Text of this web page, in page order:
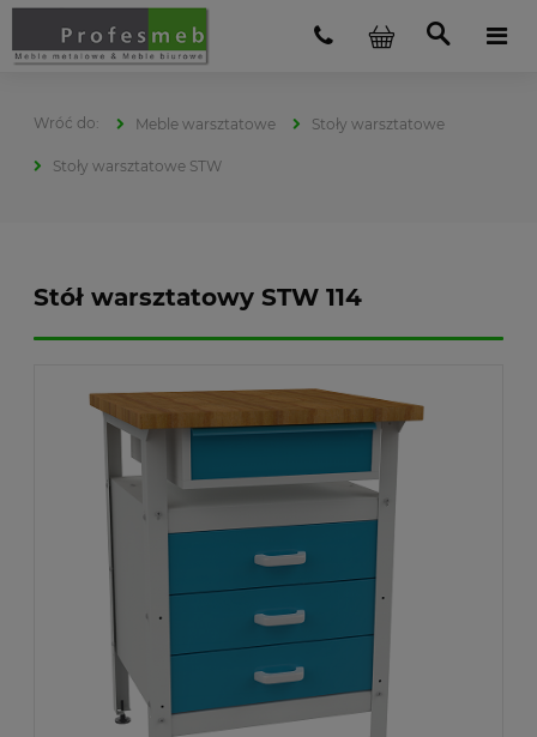
Meble warsztatowe Stoły warsztatowe
Stoły warsztatowe STW
Stół warsztatowy STW 114